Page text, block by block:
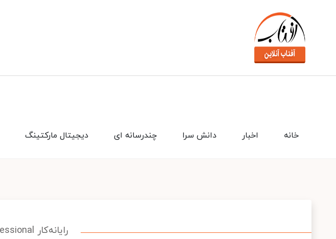
دیجیتال مارکتینگ چندرسانه ای دانش سرا اخبار خانه
رایانه‌کار Flash MX 2004 professional